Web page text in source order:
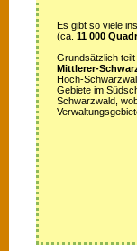
Es gibt so viele
(ca. 11 000
Grundsätzlich
Mittlerer-
Hoch-
Gebiete im
Schwarzwald,